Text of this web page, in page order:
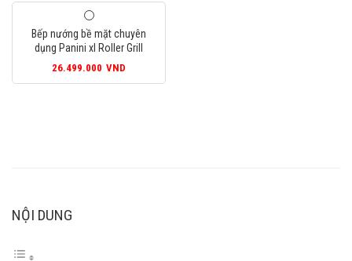
26.700.000VND.
25.999.000VND.
Bếp nướng bề mặt chuyên
dụng Panini xl Roller Grill
26.499.000 VND
NỘI DUNG